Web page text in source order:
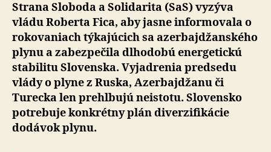
však
chaos
Strana Sloboda a Solidarita (SaS) vyzýva
vládu Roberta Fica, aby jasne informovala o
rokovaniach týkajúcich sa azerbajdžanského
plynu a zabezpečila dlhodobú energetickú
stabilitu Slovenska. Vyjadrenia predsedu
vlády o plyne z Ruska, Azerbajdžanu či
Turecka len prehlbujú neistotu. Slovensko
potrebuje konkrétny plán diverzifikácie
dodávok plynu.